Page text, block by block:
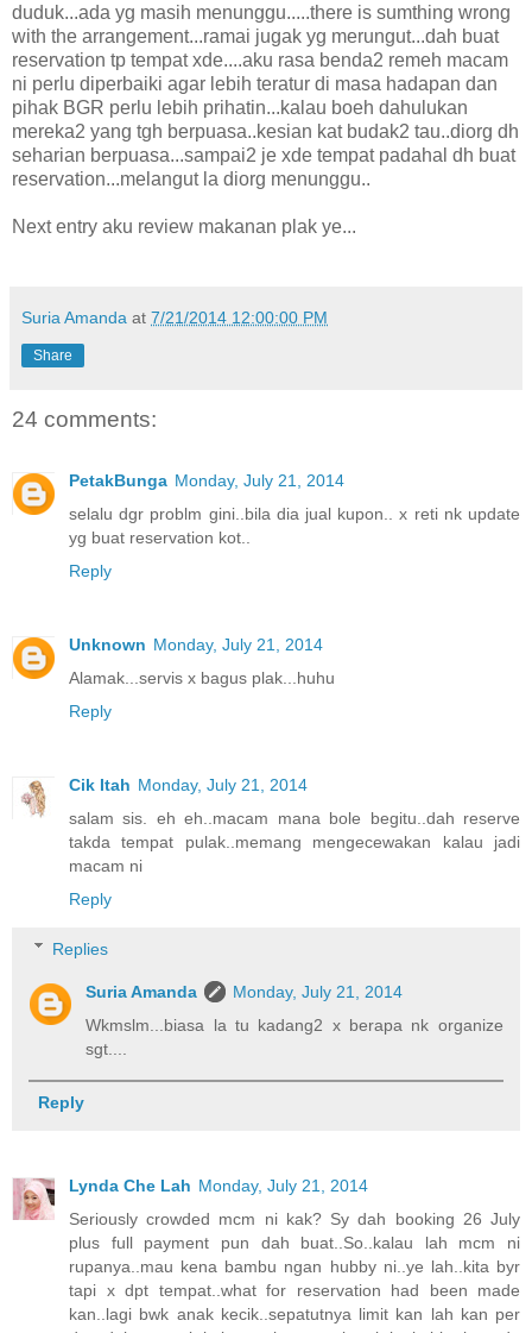
duduk...ada yg masih menunggu.....there is sumthing wrong
with the arrangement...ramai jugak yg merungut...dah buat
reservation tp tempat xde....aku rasa benda2 remeh macam
ni perlu diperbaiki agar lebih teratur di masa hadapan dan
pihak BGR perlu lebih prihatin...kalau boeh dahulukan
mereka2 yang tgh berpuasa..kesian kat budak2 tau..diorg dh
seharian berpuasa...sampai2 je xde tempat padahal dh buat
reservation...melangut la diorg menunggu..
Next entry aku review makanan plak ye...
Suria Amanda at 7/21/2014 12:00:00 PM
Share
24 comments:
PetakBunga Monday, July 21, 2014
selalu dgr problm gini..bila dia jual kupon.. x reti nk update
yg buat reservation kot..
Reply
Unknown Monday, July 21, 2014
Alamak...servis x bagus plak...huhu
Reply
Cik Itah Monday, July 21, 2014
salam sis. eh eh..macam mana bole begitu..dah reserve
takda tempat pulak..memang mengecewakan kalau jadi
macam ni
Reply
Replies
Suria Amanda
Monday, July 21, 2014
Wkmslm...biasa la tu kadang2 x berapa nk organize
sgt....
Reply
Lynda Che Lah Monday, July 21, 2014
Seriously crowded mcm ni kak? Sy dah booking 26 July
plus full payment pun dah buat..So..kalau lah mcm ni
rupanya..mau kena bambu ngan hubby ni..ye lah..kita byr
tapi x dpt tempat..what for reservation had been made
kan..lagi bwk anak kecik..sepatutnya limit kan lah kan per